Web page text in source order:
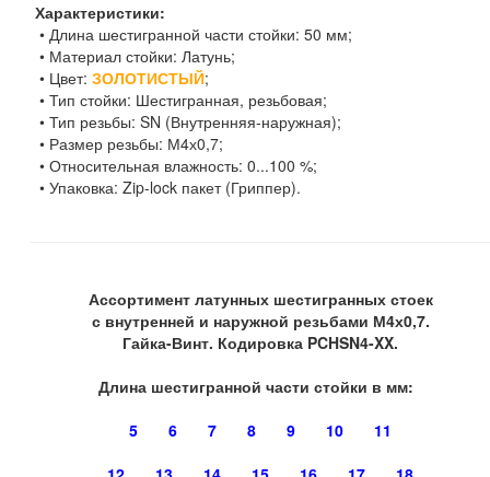
Характеристики:
• Длина шестигранной части стойки: 50 мм;
• Материал стойки: Латунь;
• Цвет: ЗОЛОТИСТЫЙ;
• Тип стойки: Шестигранная, резьбовая;
• Тип резьбы: SN (Внутренняя-наружная);
• Размер резьбы: М4х0,7;
• Относительная влажность: 0...100 %;
• Упаковка: Zip-lock пакет (Гриппер).
Ассортимент латунных шестигранных стоек
с внутренней и наружной резьбами М4х0,7.
Гайка-Винт. Кодировка PCHSN4-XX.
Длина шестигранной части стойки в мм:
5
6 7 8 9 10
11